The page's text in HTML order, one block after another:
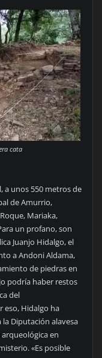
cata
a unos 550 metros de
de Amurrio,
Mariaka,
un profano, son
Juanjo Hidalgo, el
a Andoni Aldama,
de piedras en
podría haber restos
del
eso, Hidalgo ha
Diputación alavesa
en
«Es posible